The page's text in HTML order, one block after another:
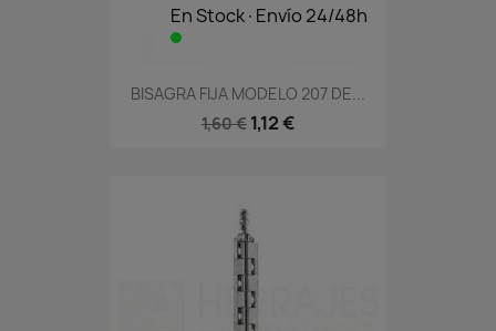
En Stock·Envío 24/48h
BISAGRA FIJA MODELO 207 DE...
1,60 € 1,12 €